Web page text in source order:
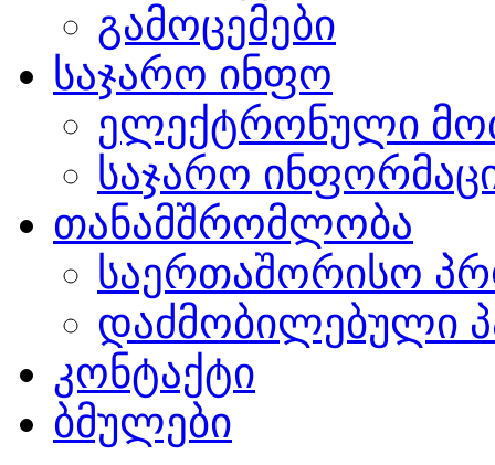
გამოცემები
საჯარო ინფო
ელექტრონული
საჯარო
თანამშრომლობა
საერთაშორისო
დაძმობილებული
კონტაქტი
ბმულები